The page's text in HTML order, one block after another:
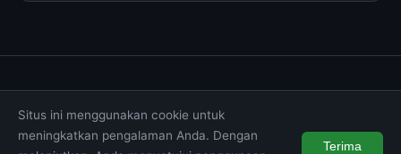
Syarat & Ketentuan
Situs ini menggunakan cookie untuk
meningkatkan pengalaman Anda. Dengan
Terima